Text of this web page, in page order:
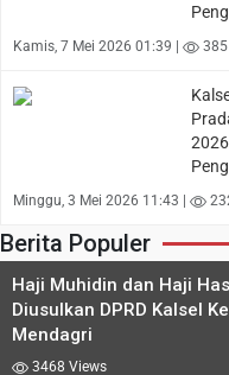
Kamis, 7 Mei 2026 01:39 | 385
Minggu, 3 Mei 2026 11:43 |
Berita Populer
Haji Muhidin dan Haji
Diusulkan DPRD Kalsel
Mendagri
3468 Views